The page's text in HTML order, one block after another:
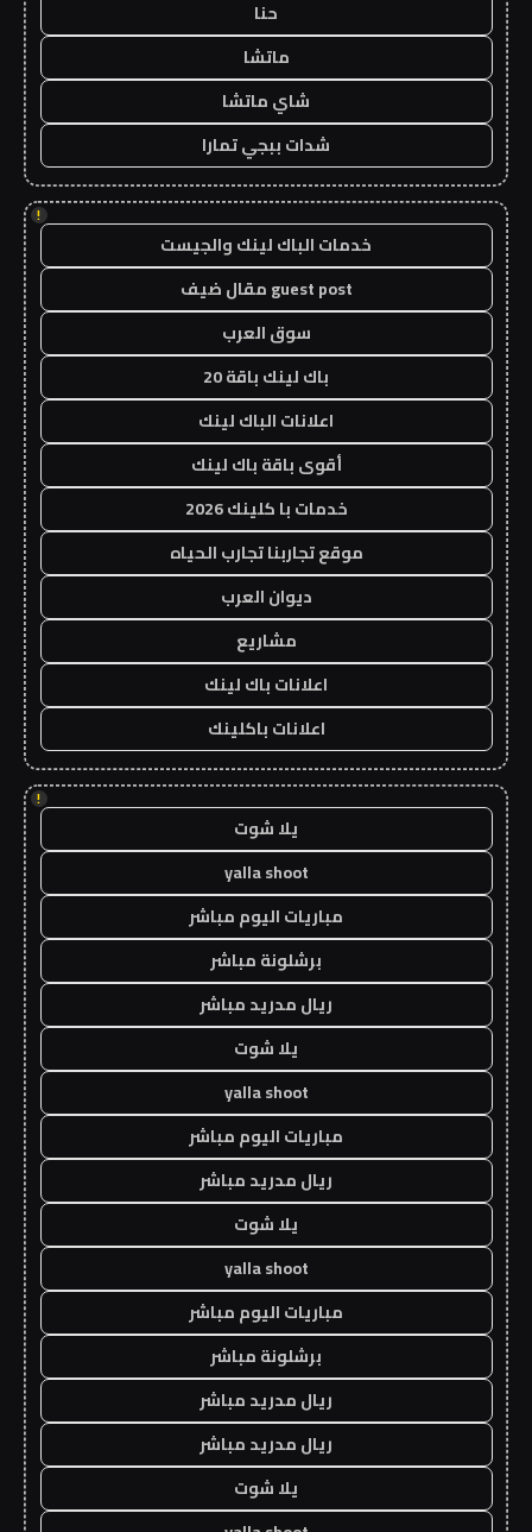
حنا
ماتشا
شاي ماتشا
شدات ببجي تمارا
!
خدمات الباك لينك والجيست
guest post مقال ضيف
سوق العرب
باك لينك باقة 20
اعلانات الباك لينك
أقوى باقة باك لينك
خدمات با كلينك 2026
موقع تجاربنا تجارب الحياه
ديوان العرب
مشاريع
اعلانات باك لينك
اعلانات باكلينك
!
يلا شوت
yalla shoot
مباريات اليوم مباشر
برشلونة مباشر
ريال مدريد مباشر
يلا شوت
yalla shoot
مباريات اليوم مباشر
ريال مدريد مباشر
يلا شوت
yalla shoot
مباريات اليوم مباشر
برشلونة مباشر
ريال مدريد مباشر
ريال مدريد مباشر
يلا شوت